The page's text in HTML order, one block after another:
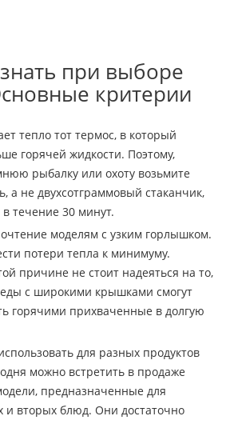
при выборе
критерии
тепло тот термос, в который
горячей жидкости. Поэтому,
рыбалку или охоту возьмите
а не двухсотграммовый стаканчик,
течение 30 минут.
моделям с узким горлышком.
потери тепла к минимуму.
причине не стоит надеяться на то,
с широкими крышками смогут
горячими прихваченные в долгую
для разных продуктов
можно встретить в продаже
предназначенные для
и вторых блюд. Они достаточно